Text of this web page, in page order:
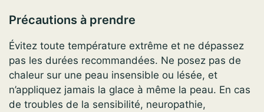
Précautions à prendre
Évitez toute température extrême et ne dépassez
pas les durées recommandées. Ne posez pas de
chaleur sur une peau insensible ou lésée, et
n’appliquez jamais la glace à même la peau. En cas
de troubles de la sensibilité, neuropathie,